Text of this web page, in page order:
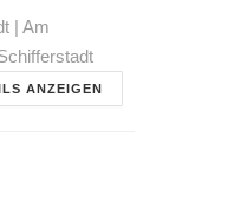
| Am
ANZEIGEN